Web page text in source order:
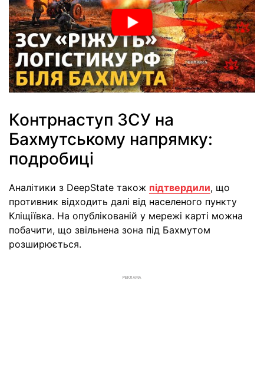
Контрнаступ ЗСУ на
Бахмутському напрямку:
подробиці
Аналітики з DeepState також підтвердили, що
противник відходить далі від населеного пункту
Кліщіївка. На опублікованій у мережі карті можна
побачити, що звільнена зона під Бахмутом
розширюється.
РЕКЛАМА